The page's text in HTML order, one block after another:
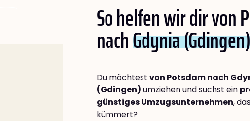
So helfen wir dir von
nachGdynia (Gdingen)
Du möchtest von Potsdam nach
(Gdingen) umziehen und suchst ein
günstiges Umzugsunternehmen,
kümmert?